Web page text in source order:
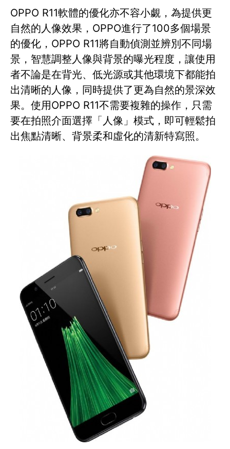
OPPO R11軟體的優化亦不容小覷，為提供更
自然的人像效果，OPPO進行了100多個場景
的優化，OPPO R11將自動偵測並辨別不同場
景，智慧調整人像與背景的曝光程度，讓使用
者不論是在背光、低光源或其他環境下都能拍
出清晰的人像，同時提供了更為自然的景深效
果。使用OPPO R11不需要複雜的操作，只需
要在拍照介面選擇「人像」模式，即可輕鬆拍
出焦點清晰、背景柔和虛化的清新特寫照。